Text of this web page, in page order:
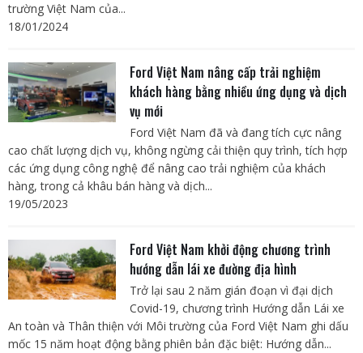
trường Việt Nam của...
18/01/2024
Ford Việt Nam nâng cấp trải nghiệm
khách hàng bằng nhiều ứng dụng và dịch
vụ mới
Ford Việt Nam đã và đang tích cực nâng
cao chất lượng dịch vụ, không ngừng cải thiện quy trình, tích hợp
các ứng dụng công nghệ để nâng cao trải nghiệm của khách
hàng, trong cả khâu bán hàng và dịch...
19/05/2023
Ford Việt Nam khởi động chương trình
hướng dẫn lái xe đường địa hình
Trở lại sau 2 năm gián đoạn vì đại dịch
Covid-19, chương trình Hướng dẫn Lái xe
An toàn và Thân thiện với Môi trường của Ford Việt Nam ghi dấu
mốc 15 năm hoạt động bằng phiên bản đặc biệt: Hướng dẫn...